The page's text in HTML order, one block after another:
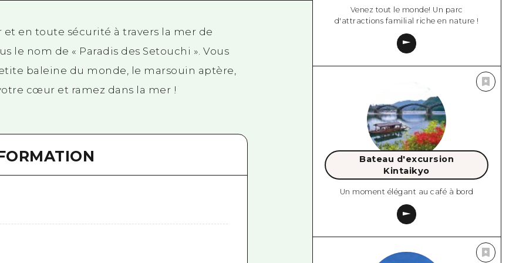
en toute sécurité à travers la mer de
le nom de « Paradis des Setouchi ». Vous
baleine du monde, le marsouin aptère,
cœur et ramez dans la mer !
Venez tout le monde! Un parc
d'attractions familial riche en nature !
Bateau d'excursion
Kintaikyo
Un moment élégant au café à bord